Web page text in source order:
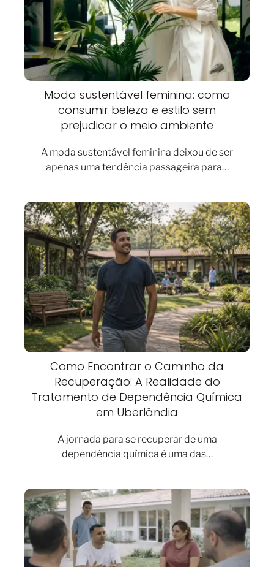
Moda sustentável feminina: como
consumir beleza e estilo sem
prejudicar o meio ambiente
A moda sustentável feminina deixou de ser
apenas uma tendência passageira para…
Como Encontrar o Caminho da
Recuperação: A Realidade do
Tratamento de Dependência Química
em Uberlândia
A jornada para se recuperar de uma
dependência química é uma das…